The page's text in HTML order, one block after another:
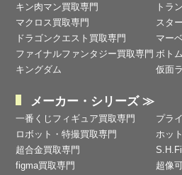
キン肉マン買取専門
トラ
マクロス買取専門
スタ
ドラゴンクエスト買取専門
マー
ファイナルファンタジー買取専門 ボト
キングダム
仮面
メーカー・シリーズ ≫
一番くじフィギュア買取専門
プラ
ロボット・特撮買取専門
ホッ
超合金買取専門
figma買取専門
超像